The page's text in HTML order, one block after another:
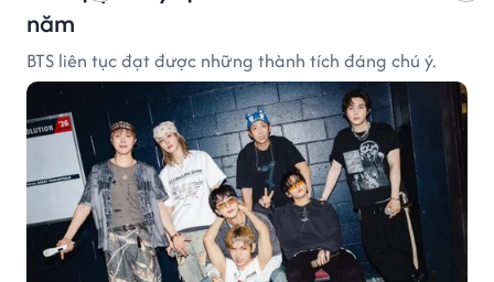
năm
BTS liên tục đạt được những thành tích đáng chú ý.